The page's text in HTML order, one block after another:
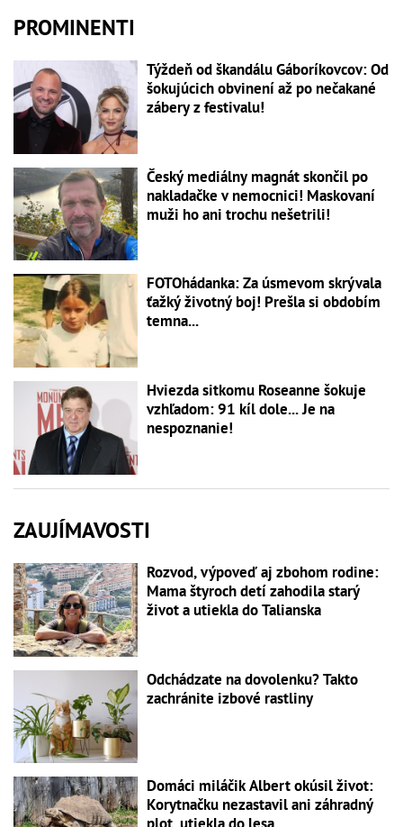
PROMINENTI
Týždeň od škandálu Gáboríkovcov: Od
šokujúcich obvinení až po nečakané
zábery z festivalu!
Český mediálny magnát skončil po
nakladačke v nemocnici! Maskovaní
muži ho ani trochu nešetrili!
FOTOhádanka: Za úsmevom skrývala
ťažký životný boj! Prešla si obdobím
temna...
Hviezda sitkomu Roseanne šokuje
vzhľadom: 91 kíl dole... Je na
nespoznanie!
ZAUJÍMAVOSTI
Rozvod, výpoveď aj zbohom rodine:
Mama štyroch detí zahodila starý
život a utiekla do Talianska
Odchádzate na dovolenku? Takto
zachránite izbové rastliny
Domáci miláčik Albert okúsil život:
Korytnačku nezastavil ani záhradný